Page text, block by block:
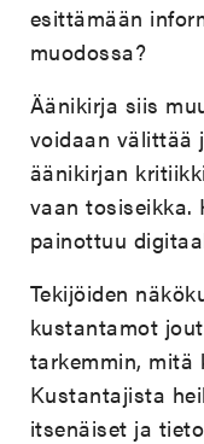
esittämään
muodossa?
Äänikirja siis
voidaan välittää
äänikirjan
vaan tosiseikka.
painottuu
Tekijöiden
kustantamot
tarkemmin, mitä
Kustantajista
itsenäiset ja